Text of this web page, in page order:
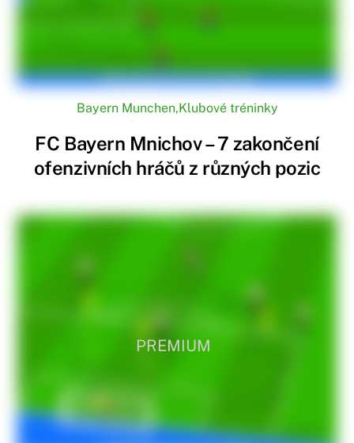
Bayern Munchen,Klubové tréninky
FC Bayern Mnichov – 7 zakončení
ofenzivních hráčů z různých pozic
PREMIUM